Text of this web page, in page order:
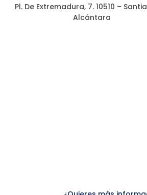
Pl. De Extremadura, 7. 10510 –
Alcántara